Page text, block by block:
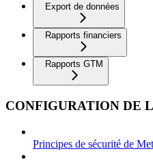
Export de données
Rapports financiers
Rapports GTM
CONFIGURATION DE
Principes de sécurité de